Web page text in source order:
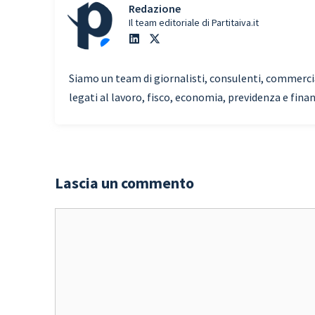
Redazione
Il team editoriale di Partitaiva.it
Siamo un team di giornalisti, consulenti,
legati al lavoro, fisco, economia, previdenza e
Lascia un commento